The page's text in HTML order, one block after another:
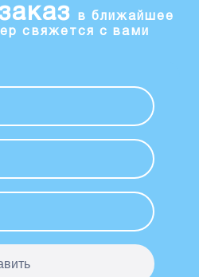
в ближайшее
свяжется с вами